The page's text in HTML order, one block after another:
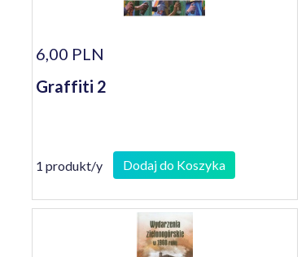
6,00 PLN
Graffiti 2
1 produkt/y Dodaj do Koszyka